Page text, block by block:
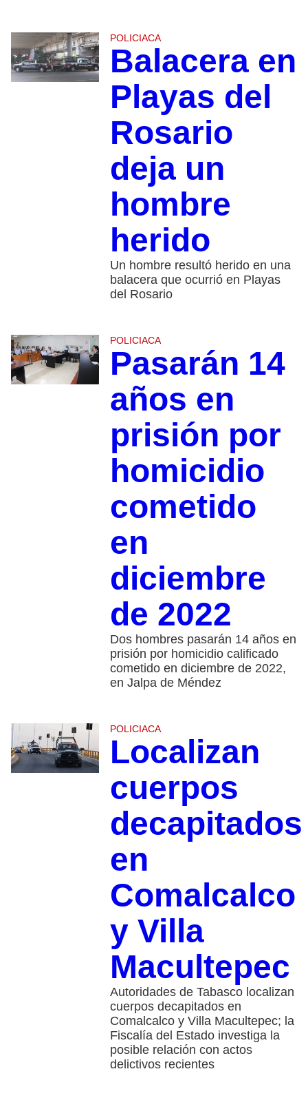
POLICIACA
Balacera en
Playas del
Rosario
deja un
hombre
herido
Un hombre resultó herido en una
balacera que ocurrió en Playas
del Rosario
POLICIACA
Pasarán 14
años en
prisión por
homicidio
cometido
en
diciembre
de 2022
Dos hombres pasarán 14 años en
prisión por homicidio calificado
cometido en diciembre de 2022,
en Jalpa de Méndez
POLICIACA
Localizan
cuerpos
decapitados
en
Comalcalco
y Villa
Macultepec
Autoridades de Tabasco localizan
cuerpos decapitados en
Comalcalco y Villa Macultepec; la
Fiscalía del Estado investiga la
posible relación con actos
delictivos recientes